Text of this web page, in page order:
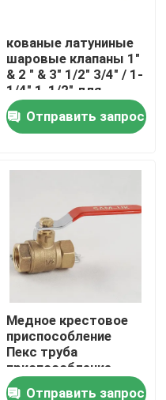
кованые латуниные
шаровые клапаны 1"
& 2 " & 3" 1/2" 3/4" / 1-
1/4" 1-1/2" для
нефтегазовых и
водяных фитингов
Отправить запрос
Медное крестовое
приспособление
Пекс труба
приспособление
Огневой гидрант
Отправить запрос